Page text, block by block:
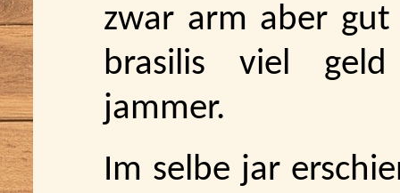
zwar arm aber
brasilis viel
jammer.
Im selbe jar